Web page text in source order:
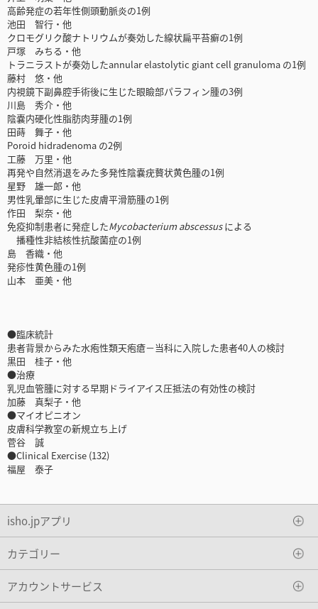
高齢発症の若年性側頭動脈炎の1例
池田 智行・他
クロモグリク酸ナトリウムが奏効した線状扁平苔癬の1例
戸塚 みちる・他
トラニラストが奏効したannular elastolytic giant cell granuloma の1例
藤村 悠・他
内視鏡下副鼻腔手術後に生じた眼瞼部パラフィン腫の3例
川島 秀介・他
陰嚢内硬化性脂肪肉芽腫の1例
田蒔 舞子・他
Poroid hidradenoma の2例
工藤 万里・他
再発や自然消退をみた多発性陰嚢疣贅状黄色腫の1例
星野 雄一郎・他
男性乳暈部に生じた皮膚平滑筋腫の1例
作田 梨奈・他
免疫抑制患者に発症したMycobacterium abscessusによる
播種性非結核性抗酸菌症の1例
島 香織・他
発疹性黄色腫の1例
山本 亜美・他
●臨床統計
患者背景からみた水疱性類天疱瘡－当科に入院した患者40人の検討
黒田 桂子・他
●治療
乳児血管腫に対する早期ドライアイス圧抵法の有効性の検討
加藤 真梨子・他
●マイオピニオン
皮膚科学教室の新規立ち上げ
菅谷 誠
●Clinical Exercise (132)
福屋 泰子
isho.jpアプリ
カテゴリー
アカウントサービス